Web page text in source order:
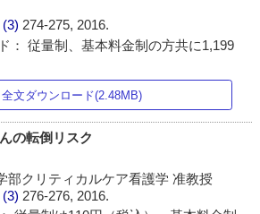
(3)274-275, 2016.
： 従量制、基本料金制の方共に1,199
全文ダウンロード(2.48MB)
の転倒リスク
部クリティカルケア看護学 准教授
(3) 276-276, 2016.